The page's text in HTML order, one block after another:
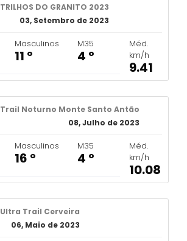
TRILHOS DO GRANITO 2023
03, Setembro de 2023
Masculinos
11 º
M35
4 º
Méd.
km/h
9.41
Trail Noturno Monte Santo Antão
08, Julho de 2023
Masculinos
16 º
M35
4 º
Méd.
km/h
10.08
Ultra Trail Cerveira
06, Maio de 2023